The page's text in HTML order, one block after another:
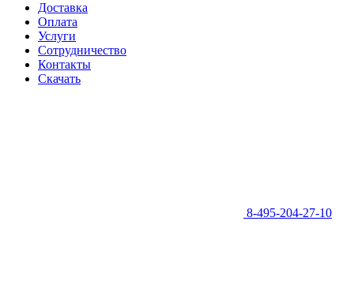
Доставка
Оплата
Услуги
Сотрудничество
Контакты
Скачать
8-495-204-27-10